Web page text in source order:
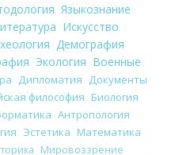
Языкознание
Искусство
Демография
Экология Военные
Дипломатия Документы
философия Биология
Антропология
Эстетика Математика
Мировоззрение